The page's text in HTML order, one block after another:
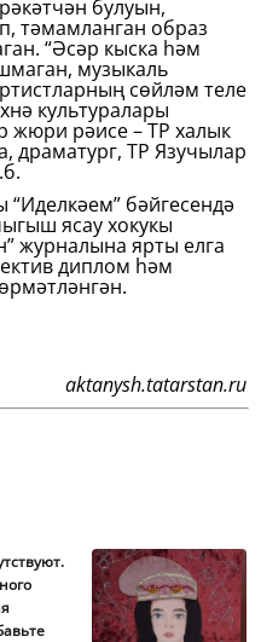
булуын,
тәмамланган образ
“Әсәр кыска һәм
музыкаль
сөйләм теле
культуралары
жюри рәисе – ТР халык
драматург, ТР Язучылар
“Иделкәем” бәйгесендә
ясау хокукы
журналына ярты елга
диплом һәм
aktanysh.tatarstan.ru